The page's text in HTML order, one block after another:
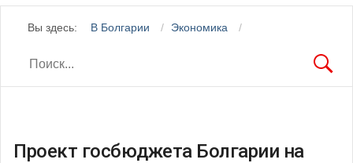
Вы здесь: В Болгарии Экономика
Проект госбюджета Болгарии на